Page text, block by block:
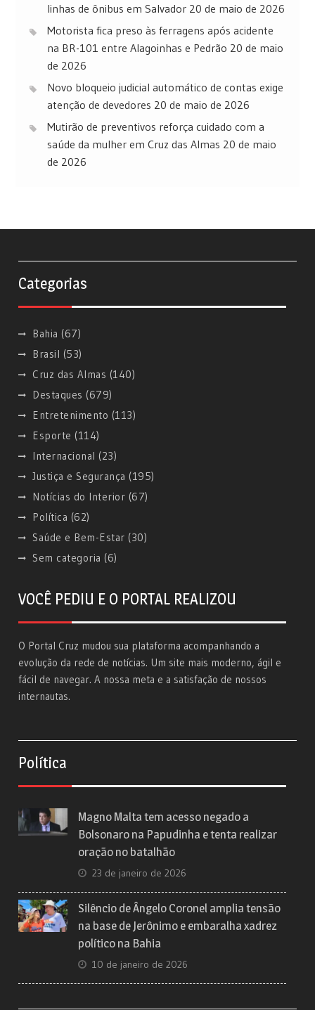
linhas de ônibus em Salvador 20 de maio de 2026
Motorista fica preso às ferragens após acidente
na BR-101 entre Alagoinhas e Pedrão 20 de maio
de 2026
Novo bloqueio judicial automático de contas exige
atenção de devedores 20 de maio de 2026
Mutirão de preventivos reforça cuidado com a
saúde da mulher em Cruz das Almas 20 de maio
de 2026
Categorias
Bahia (67)
Brasil (53)
Cruz das Almas (140)
Destaques (679)
Entretenimento (113)
Esporte (114)
Internacional (23)
Justiça e Segurança (195)
Notícias do Interior (67)
Política (62)
Saúde e Bem-Estar (30)
Sem categoria (6)
VOCÊ PEDIU E O PORTAL REALIZOU
O Portal Cruz mudou sua plataforma acompanhando a
evolução da rede de notícias. Um site mais moderno, ágil e
fácil de navegar. A nossa meta e a satisfação de nossos
internautas.
Política
Magno Malta tem acesso negado a
Bolsonaro na Papudinha e tenta realizar
oração no batalhão
23 de janeiro de 2026
Silêncio de Ângelo Coronel amplia tensão
na base de Jerônimo e embaralha xadrez
político na Bahia
10 de janeiro de 2026